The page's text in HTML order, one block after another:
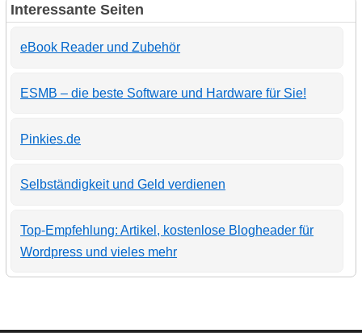
Interessante Seiten
eBook Reader und Zubehör
ESMB – die beste Software und Hardware für Sie!
Pinkies.de
Selbständigkeit und Geld verdienen
Top-Empfehlung: Artikel, kostenlose Blogheader für
Wordpress und vieles mehr